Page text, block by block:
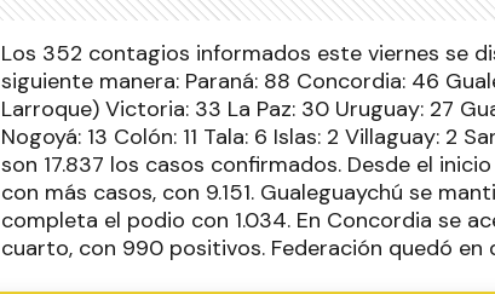
Los 352 contagios informados este viernes se
siguiente manera: Paraná: 88 Concordia: 46
Larroque) Victoria: 33 La Paz: 30 Uruguay: 27
Nogoyá: 13 Colón: 11 Tala: 6 Islas: 2 Villaguay: 2
son 17.837 los casos confirmados. Desde el
con más casos, con 9.151. Gualeguaychú se
completa el podio con 1.034. En Concordia se
cuarto, con 990 positivos. Federación quedó en